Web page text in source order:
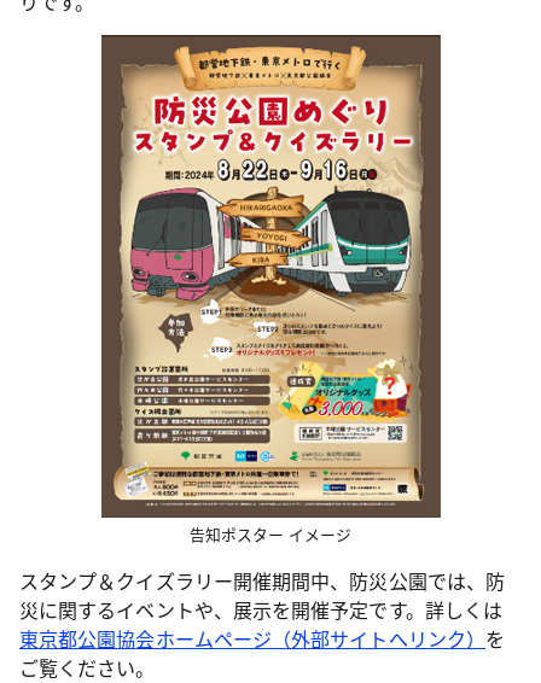
告知ポスター イメージ
スタンプ＆クイズラリー開催期間中、防災公園では、防
災に関するイベントや、展示を開催予定です。詳しくは
東京都公園協会ホームページ（外部サイトへリンク） を
ご覧ください。